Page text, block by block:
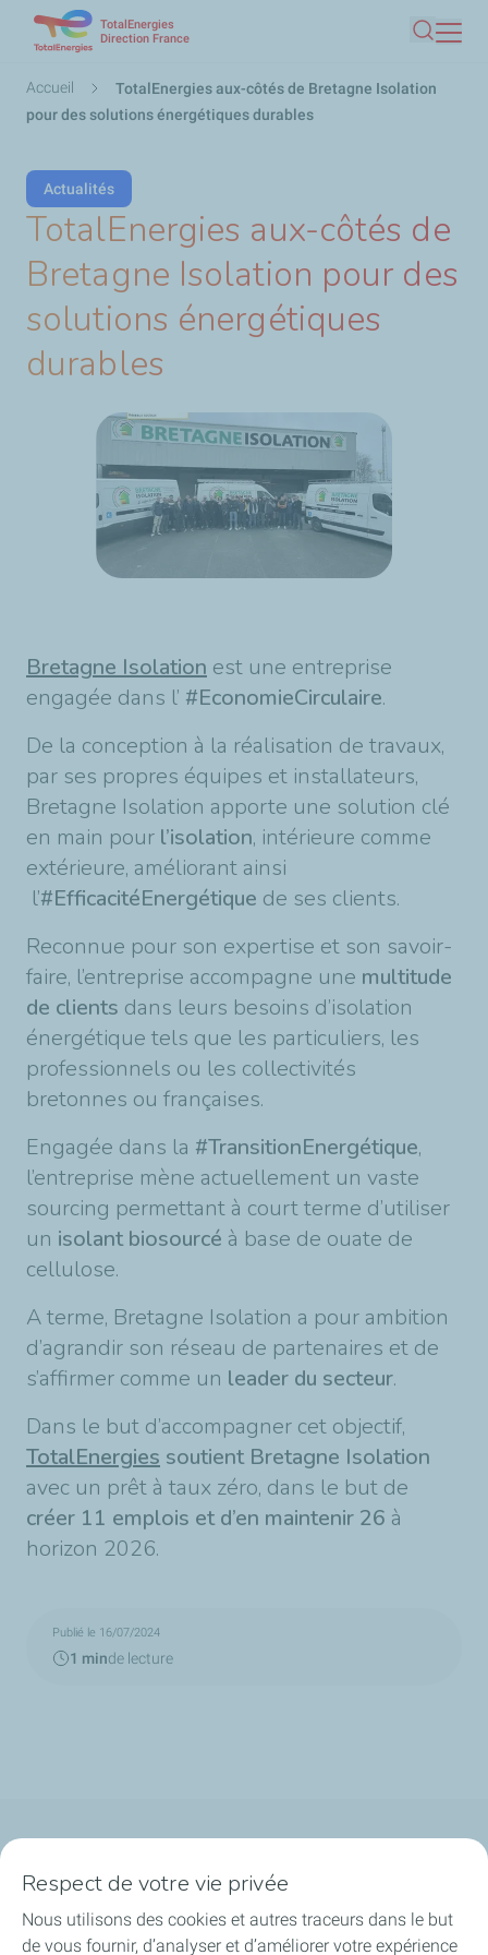
contenu
principal
TotalEnergies
Direction France
Fil
d'Ariane
Accueil
TotalEnergies aux-côtés de Bretagne Isolation
pour des solutions énergétiques durables
Actualités
TotalEnergies aux-côtés de
Bretagne Isolation pour des
solutions énergétiques
durables
Bretagne Isolation est une entreprise
engagée dans l’ #EconomieCirculaire.
De la conception à la réalisation de travaux,
par ses propres équipes et installateurs,
Bretagne Isolation apporte une solution clé
en main pour l’isolation, intérieure comme
extérieure, améliorant ainsi
l’#EfficacitéEnergétique de ses clients.
Reconnue pour son expertise et son savoir-
faire, l’entreprise accompagne une multitude
de clients dans leurs besoins d’isolation
énergétique tels que les particuliers, les
professionnels ou les collectivités
bretonnes ou françaises.
Engagée dans la #TransitionEnergétique,
l’entreprise mène actuellement un vaste
sourcing permettant à court terme d’utiliser
un isolant biosourcé à base de ouate de
cellulose.
A terme, Bretagne Isolation a pour ambition
d’agrandir son réseau de partenaires et de
s’affirmer comme un leader du secteur.
Dans le but d’accompagner cet objectif,
TotalEnergies soutient Bretagne Isolation
avec un prêt à taux zéro, dans le but de
créer 11 emplois et d’en maintenir 26 à
horizon 2026.
Publié le 16/07/2024
1 minde lecture
Notre ancrage territorial
Respect de votre vie privée
Nous utilisons des cookies et autres traceurs dans le but
de vous fournir, d’analyser et d’améliorer votre expérience